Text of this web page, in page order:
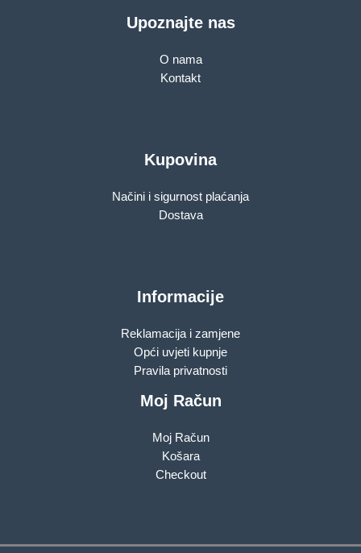
Upoznajte nas
O nama
Kontakt
Kupovina
Načini i sigurnost plaćanja
Dostava
Informacije
Reklamacija i zamjene
Opći uvjeti kupnje
Pravila privatnosti
Moj Račun
Moj Račun
Košara
Checkout